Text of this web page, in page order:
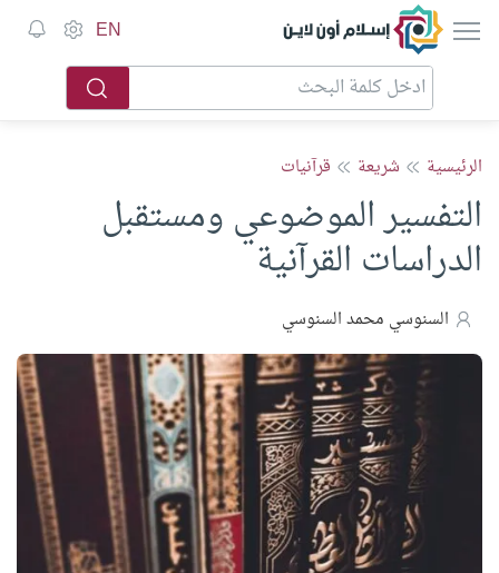
إسلام أون لاين EN
الرئيسية شريعة قرآنيات
التفسير الموضوعي ومستقبل
الدراسات القرآنية
السنوسي محمد السنوسي